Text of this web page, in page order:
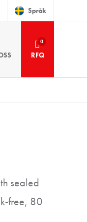
Språk
0
RFQ
sealed
free, 80